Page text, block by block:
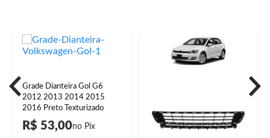
Grade Dianteira Gol G6
2012 2013 2014 2015
2016 Preto Texturizado
R$ 53,00